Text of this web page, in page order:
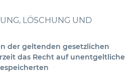
LÖSCHUNG UND
der geltenden gesetzlichen
das Recht auf unentgeltliche